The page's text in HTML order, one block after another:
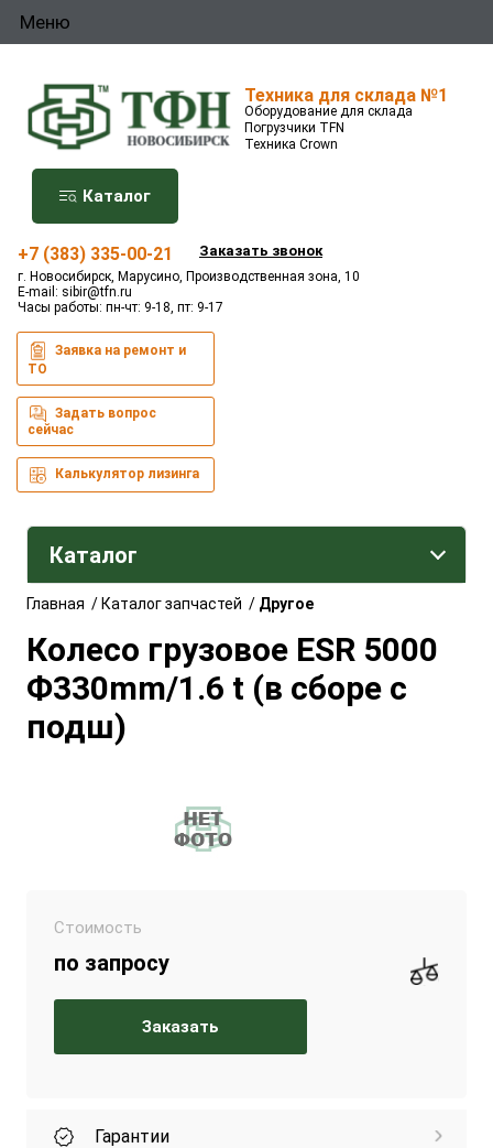
Меню
Техника для склада №1
Оборудование для склада
Погрузчики TFN
Техника Crown
Каталог
+7 (383) 335-00-21 Заказать звонок
г. Новосибирск, Марусино, Производственная зона, 10
E-mail: sibir@tfn.ru
Часы работы: пн-чт: 9-18, пт: 9-17
Заявка на ремонт и
ТО
Задать вопрос
сейчас
Калькулятор лизинга
Каталог
Главная /Каталог запчастей / Другое
Колесо грузовое ESR 5000
Ф330mm/1.6 t (в сборе с
подш)
Стоимость
по запросу
Заказать
Гарантии